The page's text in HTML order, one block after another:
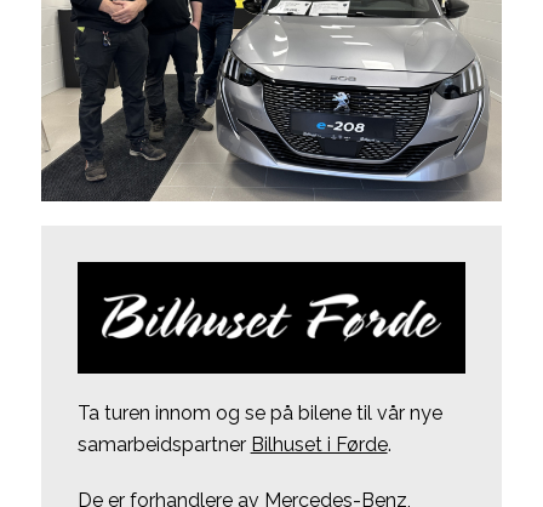
Ta turen innom og se på bilene til vår nye
samarbeidspartner Bilhuset i Førde.
De er forhandlere av Mercedes-Benz,